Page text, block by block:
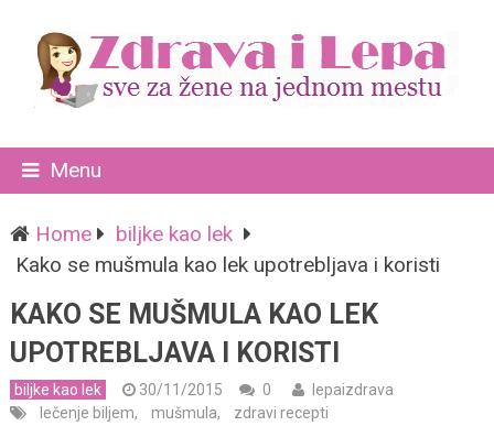
Menu
Home
biljke kao lek
Kako se mušmula kao lek upotrebljava i koristi
KAKO SE MUŠMULA KAO LEK
UPOTREBLJAVA I KORISTI
biljke kao lek 30/11/2015 0
lepaizdrava
lečenje biljem, mušmula, zdravi recepti